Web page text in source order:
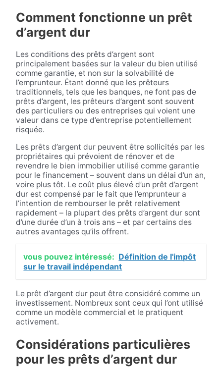
Comment fonctionne un prêt
d’argent dur
Les conditions des prêts d’argent sont
principalement basées sur la valeur du bien utilisé
comme garantie, et non sur la solvabilité de
l’emprunteur. Étant donné que les prêteurs
traditionnels, tels que les banques, ne font pas de
prêts d’argent, les prêteurs d’argent sont souvent
des particuliers ou des entreprises qui voient une
valeur dans ce type d’entreprise potentiellement
risquée.
Les prêts d’argent dur peuvent être sollicités par les
propriétaires qui prévoient de rénover et de
revendre le bien immobilier utilisé comme garantie
pour le financement – souvent dans un délai d’un an,
voire plus tôt. Le coût plus élevé d’un prêt d’argent
dur est compensé par le fait que l’emprunteur a
l’intention de rembourser le prêt relativement
rapidement – la plupart des prêts d’argent dur sont
d’une durée d’un à trois ans – et par certains des
autres avantages qu’ils offrent.
vous pouvez intéressé: Définition de l'impôt
sur le travail indépendant
Le prêt d’argent dur peut être considéré comme un
investissement. Nombreux sont ceux qui l’ont utilisé
comme un modèle commercial et le pratiquent
activement.
Considérations particulières
pour les prêts d’argent dur